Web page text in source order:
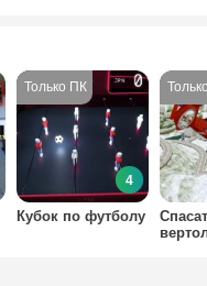
Кубок по футболу
4